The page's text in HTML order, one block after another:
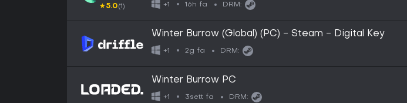
★5.0(1) +1 16h fa DRM:
Winter Burrow (Global) (PC) - Steam - Digital Key
+1 2g fa DRM:
Winter Burrow PC
+1 3sett fa DRM: